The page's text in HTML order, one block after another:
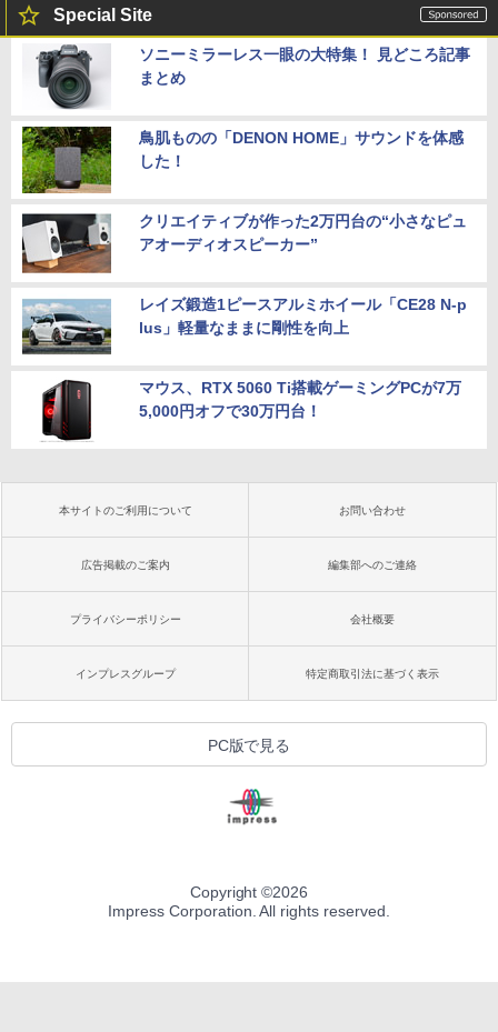
Special Site
ソニーミラーレス一眼の大特集！ 見どころ記事
まとめ
鳥肌ものの「DENON HOME」サウンドを体感
した！
クリエイティブが作った2万円台の“小さなピュ
アオーディオスピーカー”
レイズ鍛造1ピースアルミホイール「CE28 N-p
lus」軽量なままに剛性を向上
マウス、RTX 5060 Ti搭載ゲーミングPCが7万
5,000円オフで30万円台！
本サイトのご利用について お問い合わせ
広告掲載のご案内 編集部へのご連絡
プライバシーポリシー 会社概要
インプレスグループ 特定商取引法に基づく表示
PC版で見る
Copyright ©2026
Impress Corporation. All rights reserved.